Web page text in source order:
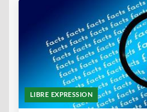
LIBRE EXPRESSION